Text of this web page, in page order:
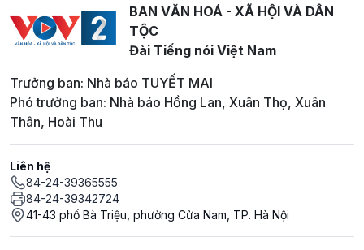
BAN VĂN HOÁ - XÃ HỘI VÀ DÂN
TỘC
Đài Tiếng nói Việt Nam
Trưởng ban: Nhà báo TUYẾT MAI
Phó trưởng ban: Nhà báo Hồng Lan, Xuân Thọ, Xuân
Thân, Hoài Thu
Liên hệ
84-24-39365555
84-24-39342724
41-43 phố Bà Triệu, phường Cửa Nam, TP. Hà Nội